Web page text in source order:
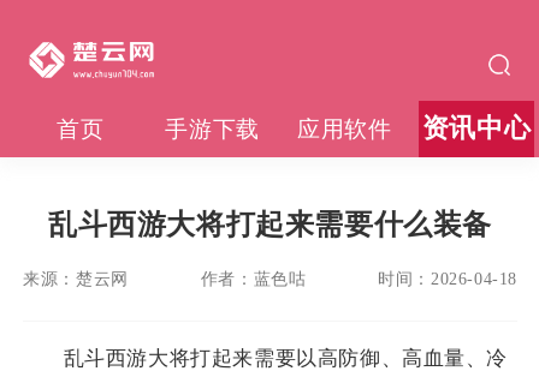
首页 手游下载 应用软件 资讯中心
乱斗西游大将打起来需要什么装备
来源： 楚云网 作者： 蓝色咕 时间： 2026-04-18
乱斗西游大将打起来需要以高防御、高血量、冷